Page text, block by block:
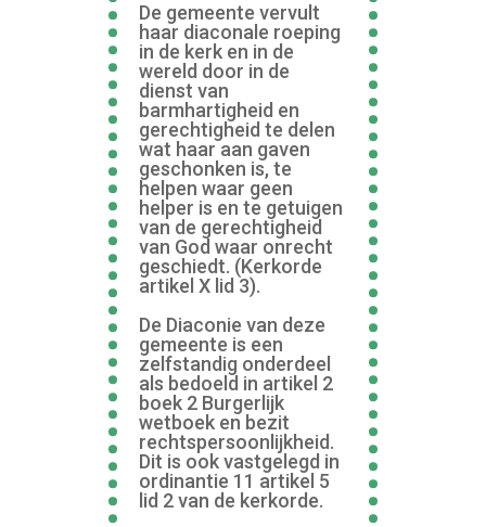
De gemeente vervult
haar diaconale roeping
in de kerk en in de
wereld door in de
dienst van
barmhartigheid en
gerechtigheid te delen
wat haar aan gaven
geschonken is, te
helpen waar geen
helper is en te getuigen
van de gerechtigheid
van God waar onrecht
geschiedt. (Kerkorde
artikel X lid 3).
De Diaconie van deze
gemeente is een
zelfstandig onderdeel
als bedoeld in artikel 2
boek 2 Burgerlijk
wetboek en bezit
rechtspersoonlijkheid.
Dit is ook vastgelegd in
ordinantie 11 artikel 5
lid 2 van de kerkorde.